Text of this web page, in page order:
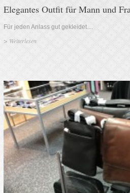
Elegantes Outfit für Mann und
Für jeden Anlass gut gekleidet....
> Weiterlesen